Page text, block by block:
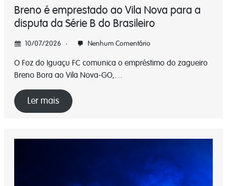
Breno é emprestado ao Vila Nova para a
disputa da Série B do Brasileiro
10/07/2026 Nenhum Comentário
O Foz do Iguaçu FC comunica o empréstimo do zagueiro
Breno Bora ao Vila Nova-GO,…
Ler mais